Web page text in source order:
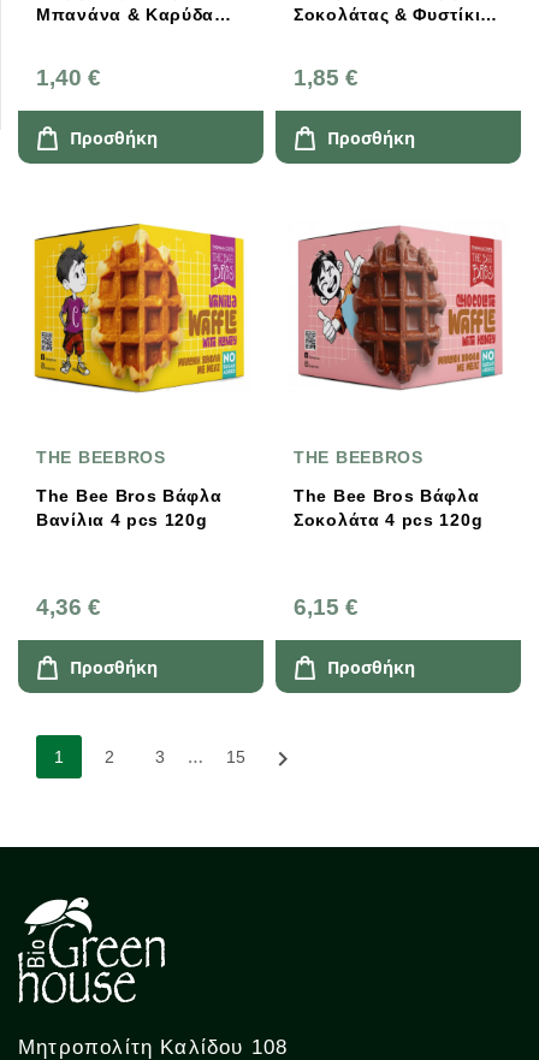
Μπανάνα & Καρύδα
1,40 €
Προσθήκη
Σοκολάτας & Φυστίκι
1,85 €
Προσθήκη
THE BEEBROS
The Bee Bros Βάφλα
Βανίλια 4 pcs 120g
4,36 €
Προσθήκη
THE BEEBROS
The Bee Bros Βάφλα
Σοκολάτα 4 pcs 120g
6,15 €
Προσθήκη
1 2 3 … 15 
Μητροπολίτη Καλίδου 108